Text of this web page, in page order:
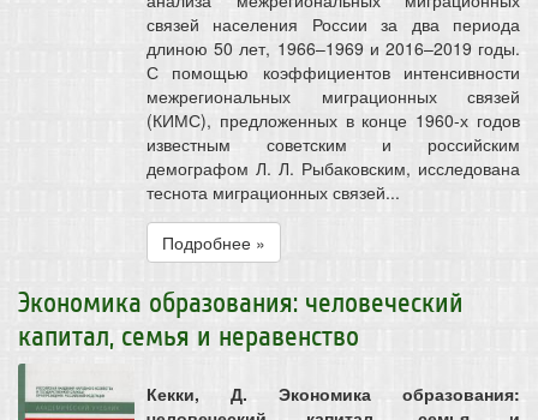
связей населения России за два периода
длиною 50 лет, 1966–1969 и 2016–2019 годы.
С помощью коэффициентов интенсивности
межрегиональных миграционных связей
(КИМС), предложенных в конце 1960-х годов
известным советским и российским
демографом Л. Л. Рыбаковским, исследована
теснота миграционных связей...
Подробнее »
Экономика образования: человеческий
капитал, семья и неравенство
Кекки, Д. Экономика образования: